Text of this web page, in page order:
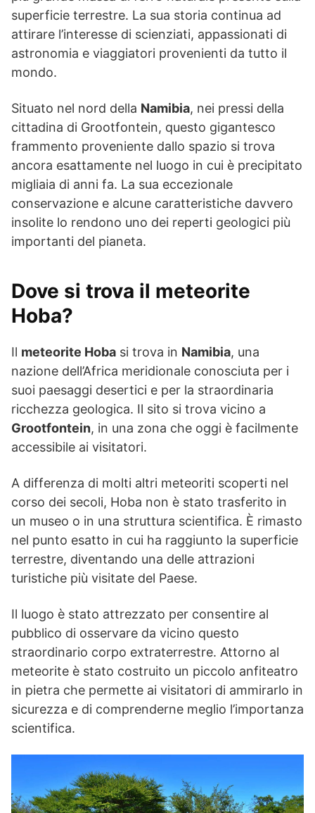
superficie terrestre. La sua storia continua ad
attirare l’interesse di scienziati, appassionati di
astronomia e viaggiatori provenienti da tutto il
mondo.
Situato nel nord della Namibia, nei pressi della
cittadina di Grootfontein, questo gigantesco
frammento proveniente dallo spazio si trova
ancora esattamente nel luogo in cui è precipitato
migliaia di anni fa. La sua eccezionale
conservazione e alcune caratteristiche davvero
insolite lo rendono uno dei reperti geologici più
importanti del pianeta.
Dove si trova il meteorite
Hoba?
Il meteorite Hoba si trova in Namibia, una
nazione dell’Africa meridionale conosciuta per i
suoi paesaggi desertici e per la straordinaria
ricchezza geologica. Il sito si trova vicino a
Grootfontein, in una zona che oggi è facilmente
accessibile ai visitatori.
A differenza di molti altri meteoriti scoperti nel
corso dei secoli, Hoba non è stato trasferito in
un museo o in una struttura scientifica. È rimasto
nel punto esatto in cui ha raggiunto la superficie
terrestre, diventando una delle attrazioni
turistiche più visitate del Paese.
Il luogo è stato attrezzato per consentire al
pubblico di osservare da vicino questo
straordinario corpo extraterrestre. Attorno al
meteorite è stato costruito un piccolo anfiteatro
in pietra che permette ai visitatori di ammirarlo in
sicurezza e di comprenderne meglio l’importanza
scientifica.